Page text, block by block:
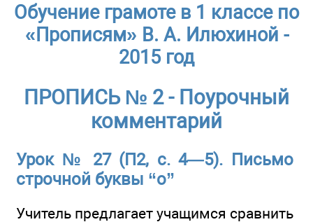
Обучение грамоте в 1 классе по
«Прописям» В. А. Илюхиной -
2015 год
ПРОПИСЬ № 2 - Поурочный
комментарий
Урок № 27 (П2, с. 4—5). Письмо
строчной буквы “о”
Учитель предлагает учащимся сравнить